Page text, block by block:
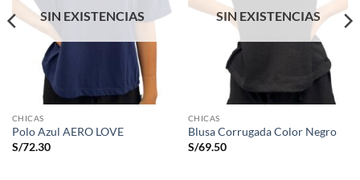
SIN EXISTENCIAS
CHICAS
Polo Azul AERO LOVE
S/72.30
SIN EXISTENCIAS
CHICAS
Blusa Corrugada Color Negro
S/69.50